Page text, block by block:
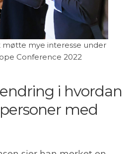
møtte mye interesse under
Conference 2022
i hvordan
med